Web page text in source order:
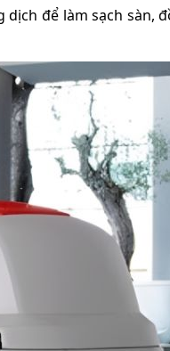
để làm sạch